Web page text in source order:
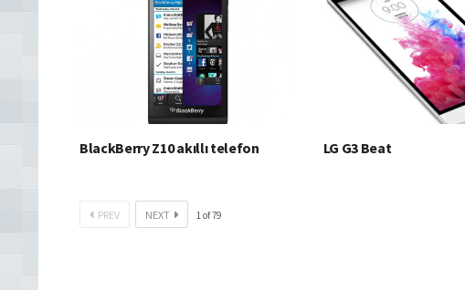
BlackBerry Z10 akıllı telefon LG G3 Beat
PREV NEXT 1 of79